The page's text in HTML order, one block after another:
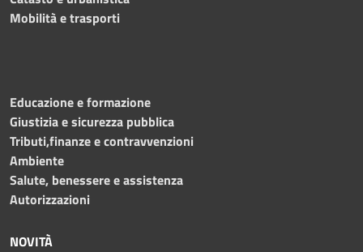
Mobilità e trasporti
Educazione e formazione
Giustizia e sicurezza pubblica
Tributi,finanze e contravvenzioni
Ambiente
Salute, benessere e assistenza
Autorizzazioni
NOVITÀ